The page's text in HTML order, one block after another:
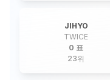
JIHYO
TWICE
0 표
23위